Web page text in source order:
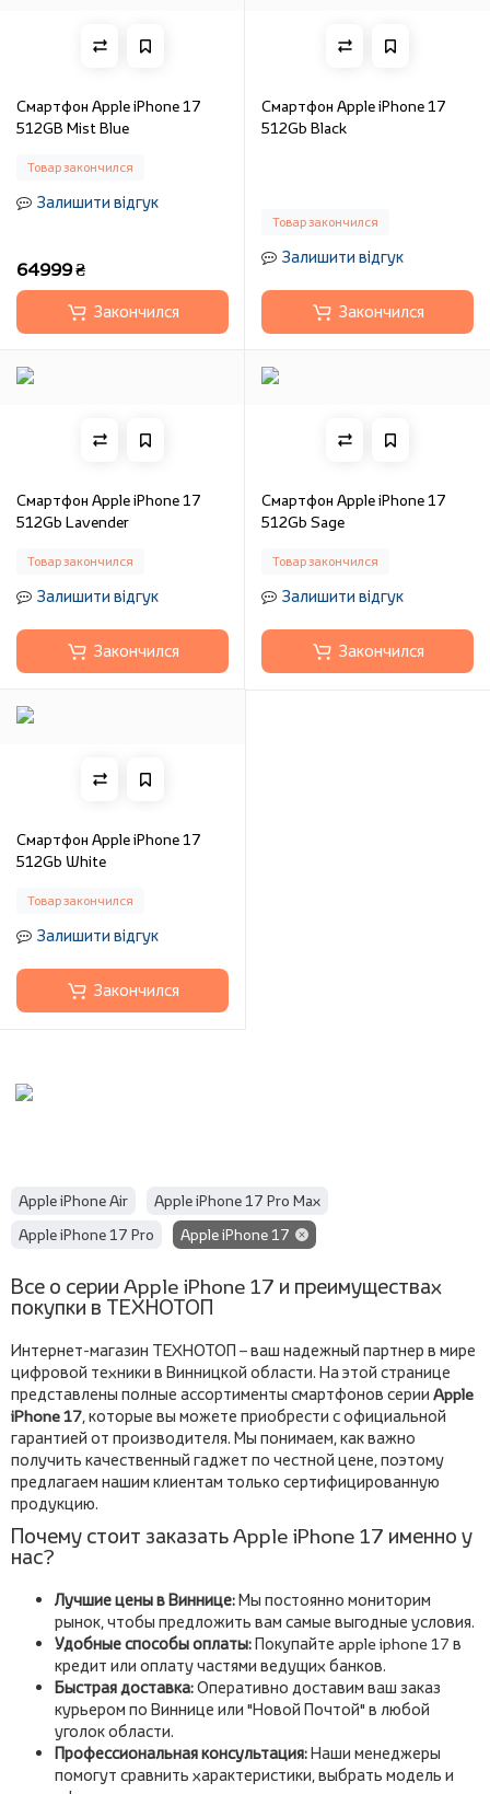
Смартфон Apple iPhone 17
512GB Mist Blue
Товар закончился
Залишити відгук
64999 ₴
Закончился
Смартфон Apple iPhone 17
512Gb Black
Товар закончился
Залишити відгук
Закончился
Смартфон Apple iPhone 17
512Gb Lavender
Товар закончился
Залишити відгук
Закончился
Смартфон Apple iPhone 17
512Gb Sage
Товар закончился
Залишити відгук
Закончился
Смартфон Apple iPhone 17
512Gb White
Товар закончился
Залишити відгук
Закончился
Apple iPhone Air
Apple iPhone 17 Pro Max
Apple iPhone 17 Pro
Apple iPhone 17
Все о серии Apple iPhone 17 и преимуществах
покупки в ТЕХНОТОП
Интернет-магазин ТЕХНОТОП – ваш надежный партнер в мире
цифровой техники в Винницкой области. На этой странице
представлены полные ассортименты смартфонов серии Apple
iPhone 17, которые вы можете приобрести с официальной
гарантией от производителя. Мы понимаем, как важно
получить качественный гаджет по честной цене, поэтому
предлагаем нашим клиентам только сертифицированную
продукцию.
Почему стоит заказать Apple iPhone 17 именно у
нас?
Лучшие цены в Виннице:Мы постоянно мониторим
рынок, чтобы предложить вам самые выгодные условия.
Удобные способы оплаты:Покупайте apple iphone 17 в
кредит или оплату частями ведущих банков.
Быстрая доставка:Оперативно доставим ваш заказ
курьером по Виннице или "Новой Почтой" в любой
уголок области.
Профессиональная консультация:Наши менеджеры
помогут сравнить характеристики, выбрать модель и